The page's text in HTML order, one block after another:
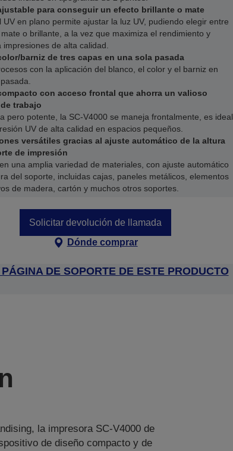
para conseguir un efecto brillante o mate
UV en plano permite ajustar la luz UV, pudiendo elegir entre
o brillante, a la vez que maximiza el rendimiento y
impresiones de alta calidad.
barniz de tres capas en una sola pasada
con la aplicación del blanco, el color y el barniz en
con acceso frontal que ahorra un valioso
trabajo
pero potente, la SC-V4000 se maneja frontalmente, es ideal
UV de alta calidad en espacios pequeños.
versátiles gracias al ajuste automático de la altura
de impresión
una amplia variedad de materiales, con ajuste automático
del soporte, incluidas cajas, paneles metálicos, elementos
de madera, cartón y muchos otros soportes.
Solicitar devolución de llamada
Dónde comprar
DE SOPORTE DE ESTE PRODUCTO
la impresora SC-V4000 de
de diseño compacto y de